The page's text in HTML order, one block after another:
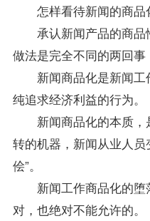
怎样看待新闻的商品
承认新闻产品的商品
做法是完全不同的两回事
新闻商品化是新闻工
纯追求经济利益的行为。
新闻商品化的本质，
转的机器，新闻从业人
侩”。
新闻工作商品化的堕
对，也绝对不能允许的。